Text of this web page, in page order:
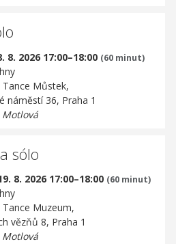
8. 2026 17:00–18:00 (60 minut)
Můstek,
náměstí 36, Praha 1
Motlová
sólo
8. 2026 17:00–18:00 (60 minut)
Muzeum,
vězňů 8, Praha 1
Motlová